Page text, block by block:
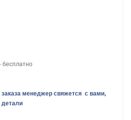
бесплатно
менеджер свяжется с вами,
детали